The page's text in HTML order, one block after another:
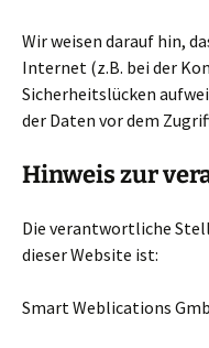
Wir weisen darauf hin,
Internet (z.B. bei der
Sicherheitslücken
der Daten vor dem
Hinweis zur
Die verantwortliche
dieser Website ist:
Smart Weblications